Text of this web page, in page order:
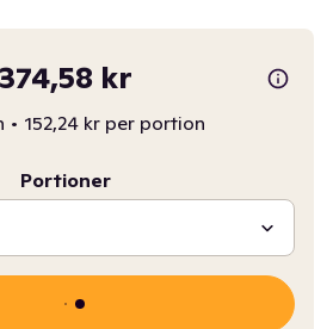
374,58 kr
• 152,24 kr per portion
Portioner